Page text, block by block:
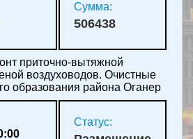
Сумма:
506438
приточно-вытяжной
воздуховодов. Очистные
образования района Оганер
Статус: